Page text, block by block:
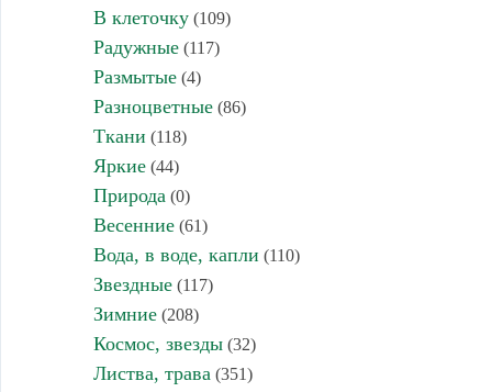
В клеточку(109)
Радужные(117)
Размытые(4)
Разноцветные(86)
Ткани (118)
Яркие(44)
Природа (0)
Весенние(61)
Вода, в воде, капли (110)
Звездные(117)
Зимние(208)
Космос, звезды(32)
Листва, трава (351)